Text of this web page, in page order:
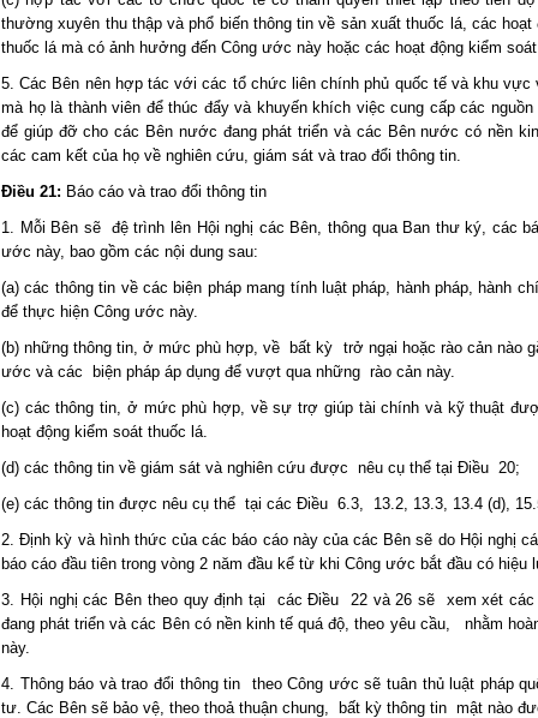
thường xuyên thu thập và phổ biến thông tin về sản xuất thuốc lá, các hoạt
thuốc lá mà có ảnh hưởng đến Công ước này hoặc các hoạt động kiểm
5. Các Bên nên hợp tác với các tổ chức liên chính phủ quốc tế và khu
mà họ là thành viên để thúc đẩy và khuyến khích việc cung cấp các
để giúp đỡ cho các Bên nước đang phát triển và các Bên nước có nền
các cam kết của họ về nghiên cứu, giám sát và trao đổi thông tin.
Điều 21: Báo cáo và trao đổi thông tin
1. Mỗi Bên sẽ đệ trình lên Hội nghị các Bên, thông qua Ban thư ký, các
ước này, bao gồm các nội dung sau:
(a) các thông tin về các biện pháp mang tính luật pháp, hành pháp, hành
để thực hiện Công ước này.
(b) những thông tin, ở mức phù hợp, về bất kỳ trở ngại hoặc rào cản nào
ước và các biện pháp áp dụng để vượt qua những rào cản này.
(c) các thông tin, ở mức phù hợp, về sự trợ giúp tài chính và kỹ thuật
hoạt động kiểm soát thuốc lá.
(d) các thông tin về giám sát và nghiên cứu được nêu cụ thể tại Điều 20;
(e) các thông tin được nêu cụ thể tại các Điều 6.3, 13.2, 13.3, 13.4 (d),
2. Định kỳ và hình thức của các báo cáo này của các Bên sẽ do Hội nghị
báo cáo đầu tiên trong vòng 2 năm đầu kể từ khi Công ước bắt đầu có
3. Hội nghị các Bên theo quy định tại các Điều 22 và 26 sẽ xem xét
đang phát triển và các Bên có nền kinh tế quá độ, theo yêu cầu, nhằm
này.
4. Thông báo và trao đổi thông tin theo Công ước sẽ tuân thủ luật pháp
tư. Các Bên sẽ bảo vệ, theo thoả thuận chung, bất kỳ thông tin mật nào